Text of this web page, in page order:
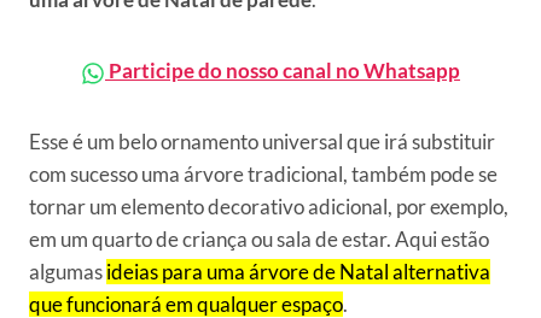
Participe do nosso canal no Whatsapp
Esse é um belo ornamento universal que irá substituir
com sucesso uma árvore tradicional, também pode se
tornar um elemento decorativo adicional, por exemplo,
em um quarto de criança ou sala de estar. Aqui estão
algumasideias para uma árvore de Natal alternativa
que funcionará em qualquer espaço.